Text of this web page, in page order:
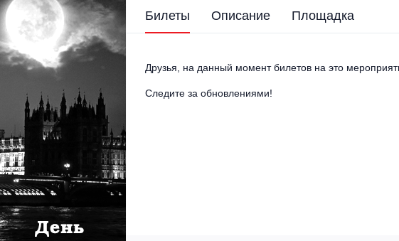
Билеты Описание Площадка
Друзья, на данный момент билетов на это
Следите за обновлениями!